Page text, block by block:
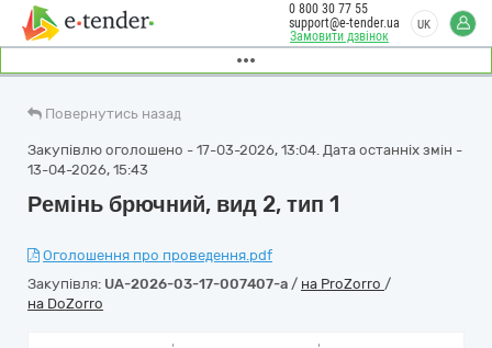
Замовити дзвінок
0 800 30 77 55
support@e-tender.ua
UK
Повернутись назад
Закупівлю оголошено - 17-03-2026, 13:04. Дата останніх змін -
13-04-2026, 15:43
Ремінь брючний, вид 2, тип 1
Оголошення про проведення.pdf
Закупівля: UA-2026-03-17-007407-a / на ProZorro /
на DoZorro